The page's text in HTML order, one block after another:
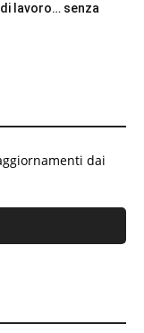
lavoro… senza
dai